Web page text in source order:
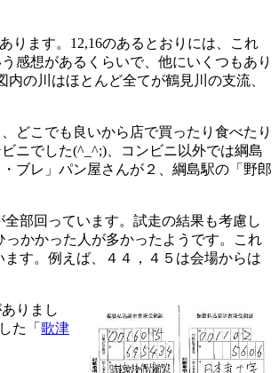
ります。12,16のあるとおりには、これ
感想があるくらいで、他にいくつもあり
の川はほとんど全てが鶴見川の支流、
どこでも良いから店で買ったり食べたり
ニでした(^_^;)、コンビニ以外では綱島
ブレ」パン屋さんが２、綱島駅の「野郎
部回っています。試走の結果も考慮し
かかった人が多かったようです。これ
す。例えば、４４，４５は会場からは
りまし
た「 歌津